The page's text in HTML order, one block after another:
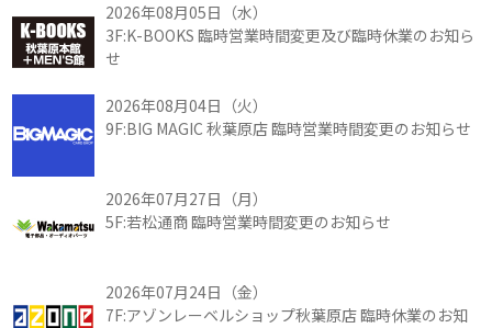
2026年08月05日（水）
3F:K-BOOKS 臨時営業時間変更及び臨時休業のお知ら
せ
2026年08月04日（火）
9F:BIG MAGIC 秋葉原店 臨時営業時間変更のお知らせ
2026年07月27日（月）
5F:若松通商 臨時営業時間変更のお知らせ
2026年07月24日（金）
7F:アゾンレーベルショップ秋葉原店 臨時休業のお知